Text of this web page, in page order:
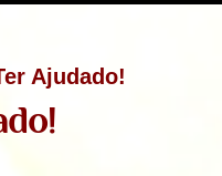
Ajudado!